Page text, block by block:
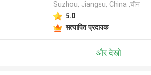
Suzhou, Jiangsu, China ,चीन
5.0
सत्यापित प्रदायक
और देखो